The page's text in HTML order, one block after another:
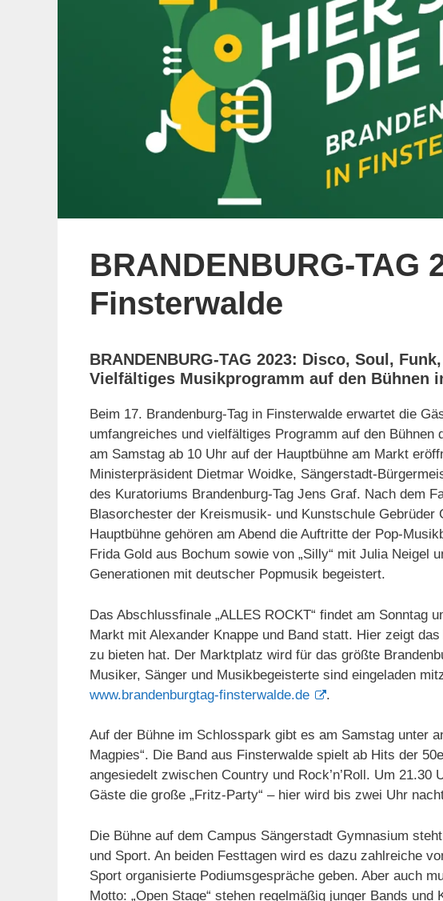
BRANDENBURG-TAG
Finsterwalde
BRANDENBURG-TAG 2023: Disco, Soul,
Vielfältiges Musikprogramm auf den Bühnen
Beim 17. Brandenburg-Tag in Finsterwalde erwartet die
umfangreiches und vielfältiges Programm auf den
am Samstag ab 10 Uhr auf der Hauptbühne am Markt
Ministerpräsident Dietmar Woidke, Sängerstadt-
des Kuratoriums Brandenburg-Tag Jens Graf. Nach dem
Blasorchester der Kreismusik- und Kunstschule Gebrüder
Hauptbühne gehören am Abend die Auftritte der Pop-
Frida Gold aus Bochum sowie von „Silly“ mit Julia Neigel
Generationen mit deutscher Popmusik begeistert.
Das Abschlussfinale „ALLES ROCKT“ findet am Sonntag
Markt mit Alexander Knappe und Band statt. Hier zeigt
zu bieten hat. Der Marktplatz wird für das größte
Musiker, Sänger und Musikbegeisterte sind eingeladen
www.brandenburgtag-finsterwalde.de
.
Auf der Bühne im Schlosspark gibt es am Samstag unter
Magpies“. Die Band aus Finsterwalde spielt ab Hits der
angesiedelt zwischen Country und Rock’n’Roll. Um
Gäste die große „Fritz-Party“ – hier wird bis zwei Uhr
Die Bühne auf dem Campus Sängerstadt Gymnasium
und Sport. An beiden Festtagen wird es dazu zahlreiche
Sport organisierte Podiumsgespräche geben. Aber auch
Motto: „Open Stage“ stehen regelmäßig junger Bands